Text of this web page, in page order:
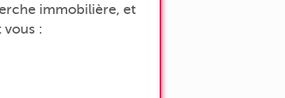
immobilière, et
: